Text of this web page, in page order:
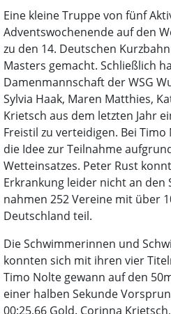
Eine kleine Truppe von fünf
Adventswochenende auf den
zu den 14. Deutschen
Masters gemacht. Schließlich
Damenmannschaft der WSG
Sylvia Haak, Maren Matthies,
Krietsch aus dem letzten Jahr
Freistil zu verteidigen. Bei
die Idee zur Teilnahme
Wetteinsatzes. Peter Rust
Erkrankung leider nicht an den
nahmen 252 Vereine mit über
Deutschland teil.
Die Schwimmerinnen und
konnten sich mit ihren vier
Timo Nolte gewann auf den
einer halben Sekunde
00:25,66 Gold. Corinna